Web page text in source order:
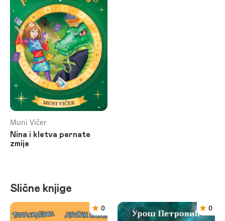
Muni Vičer
Nina i kletva pernate
zmije
Slične knjige
0
0